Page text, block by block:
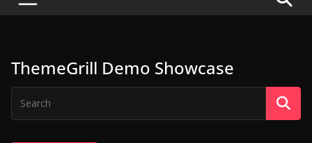
s
e
f
ThemeGrill Demo Showcase